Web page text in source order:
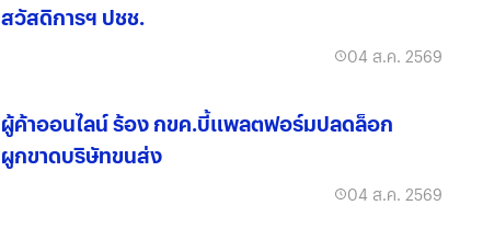
สวัสดิการฯ ปชช.
04 ส.ค. 2569
ผู้ค้าออนไลน์ ร้อง กขค.บี้แพลตฟอร์มปลดล็อก
ผูกขาดบริษัทขนส่ง
04 ส.ค. 2569